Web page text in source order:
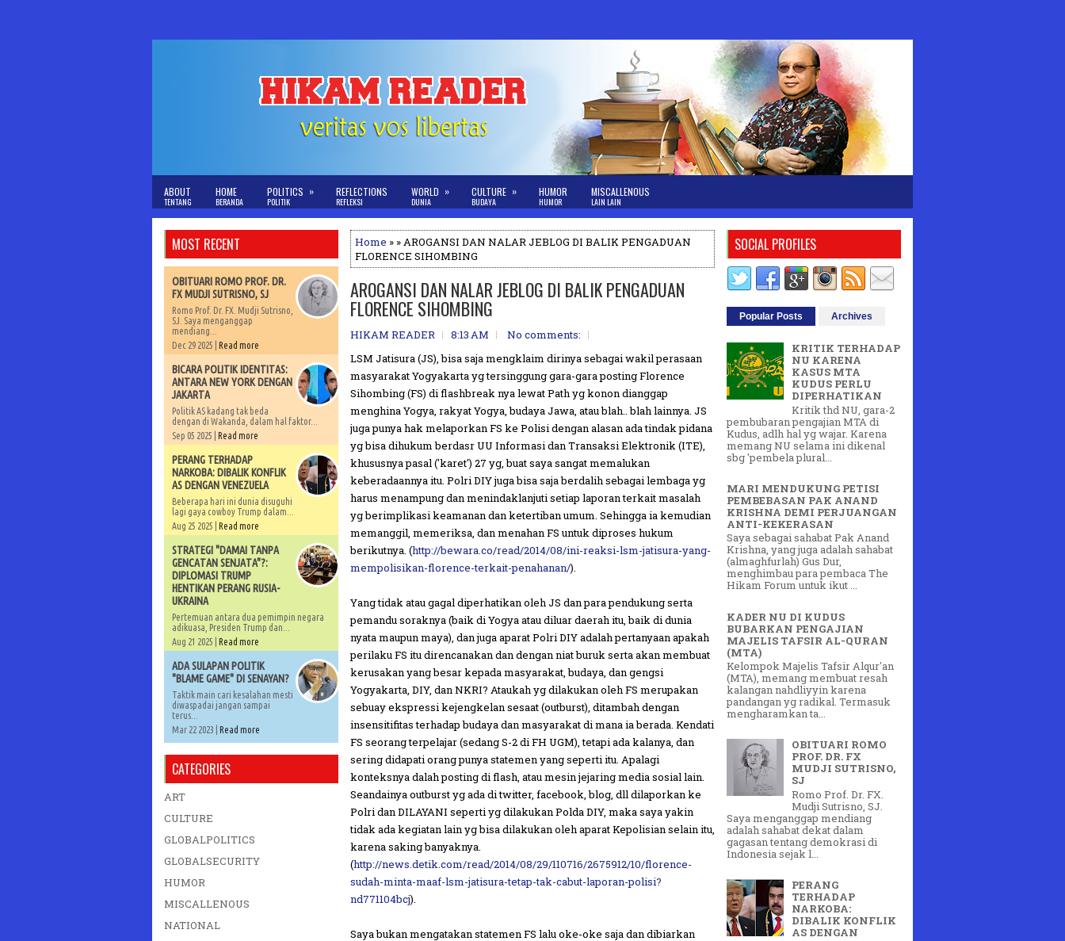
ABOUT
TENTANG
HOME
BERANDA
POLITICS
POLITIK
» REFLECTIONS
REFLEKSI
WORLD
DUNIA
» CULTURE
BUDAYA
» HUMOR
HUMOR
MISCALLENOUS
LAIN LAIN
Home » » AROGANSI DAN NALAR JEBLOG DI BALIK PENGADUAN
FLORENCE SIHOMBING
AROGANSI DAN NALAR JEBLOG DI BALIK PENGADUAN
FLORENCE SIHOMBING
HIKAM READER 8:13 AM
No comments:
LSM Jatisura (JS), bisa saja mengklaim dirinya sebagai wakil perasaan
masyarakat Yogyakarta yg tersinggung gara-gara posting Florence
Sihombing (FS) di flashbreak nya lewat Path yg konon dianggap
menghina Yogya, rakyat Yogya, budaya Jawa, atau blah.. blah lainnya. JS
juga punya hak melaporkan FS ke Polisi dengan alasan ada tindak pidana
yg bisa dihukum berdasr UU Informasi dan Transaksi Elektronik (ITE),
khususnya pasal ('karet') 27 yg, buat saya sangat memalukan
keberadaannya itu. Polri DIY juga bisa saja berdalih sebagai lembaga yg
harus menampung dan menindaklanjuti setiap laporan terkait masalah
yg berimplikasi keamanan dan ketertiban umum. Sehingga ia kemudian
memanggil, memeriksa, dan menahan FS untuk diproses hukum
berikutnya. (http://bewara.co/read/2014/08/ini-reaksi-lsm-jatisura-yang-
mempolisikan-florence-terkait-penahanan/).
Yang tidak atau gagal diperhatikan oleh JS dan para pendukung serta
pemandu soraknya (baik di Yogya atau diluar daerah itu, baik di dunia
nyata maupun maya), dan juga aparat Polri DIY adalah pertanyaan apakah
perilaku FS itu direncanakan dan dengan niat buruk serta akan membuat
kerusakan yang besar kepada masyarakat, budaya, dan gengsi
Yogyakarta, DIY, dan NKRI? Ataukah yg dilakukan oleh FS merupakan
sebuay ekspressi kejengkelan sesaat (outburst), ditambah dengan
insensitifitas terhadap budaya dan masyarakat di mana ia berada. Kendati
FS seorang terpelajar (sedang S-2 di FH UGM), tetapi ada kalanya, dan
sering didapati orang punya statemen yang seperti itu. Apalagi
konteksnya dalah posting di flash, atau mesin jejaring media sosial lain.
Seandainya outburst yg ada di twitter, facebook, blog, dll dilaporkan ke
Polri dan DILAYANI seperti yg dilakukan Polda DIY, maka saya yakin
tidak ada kegiatan lain yg bisa dilakukan oleh aparat Kepolisian selain itu,
karena saking banyaknya.
(http://news.detik.com/read/2014/08/29/110716/2675912/10/florence-
sudah-minta-maaf-lsm-jatisura-tetap-tak-cabut-laporan-polisi?
nd771104bcj).
Saya bukan mengatakan statemen FS lalu oke-oke saja dan dibiarkan
MOST RECENT
OBITUARI ROMO PROF. DR.
FX MUDJI SUTRISNO, SJ
Romo Prof. Dr. FX. Mudji Sutrisno,
SJ. Saya menganggap
mendiang...
Dec 29 2025 | Read more
BICARA POLITIK IDENTITAS:
ANTARA NEW YORK DENGAN
JAKARTA
Politik AS kadang tak beda
dengan di Wakanda, dalam hal faktor...
Sep 05 2025 | Read more
PERANG TERHADAP
NARKOBA: DIBALIK KONFLIK
AS DENGAN VENEZUELA
Beberapa hari ini dunia disuguhi
lagi gaya cowboy Trump dalam...
Aug 25 2025 | Read more
STRATEGI "DAMAI TANPA
GENCATAN SENJATA"?:
DIPLOMASI TRUMP
HENTIKAN PERANG RUSIA-
UKRAINA
Pertemuan antara dua pemimpin negara
adikuasa, Presiden Trump dan...
Aug 21 2025 | Read more
ADA SULAPAN POLITIK
"BLAME GAME" DI SENAYAN?
Taktik main cari kesalahan mesti
diwaspadai jangan sampai
terus...
Mar 22 2023 | Read more
CATEGORIES
ART
CULTURE
GLOBALPOLITICS
GLOBALSECURITY
HUMOR
MISCALLENOUS
NATIONAL
SOCIAL PROFILES
Popular Posts Archives
KRITIK TERHADAP
NU KARENA
KASUS MTA
KUDUS PERLU
DIPERHATIKAN
Kritik thd NU, gara-2
pembubaran pengajian MTA di
Kudus, adlh hal yg wajar. Karena
memang NU selama ini dikenal
sbg 'pembela plural...
MARI MENDUKUNG PETISI
PEMBEBASAN PAK ANAND
KRISHNA DEMI PERJUANGAN
ANTI-KEKERASAN
Saya sebagai sahabat Pak Anand
Krishna, yang juga adalah sahabat
(almaghfurlah) Gus Dur,
menghimbau para pembaca The
Hikam Forum untuk ikut ...
KADER NU DI KUDUS
BUBARKAN PENGAJIAN
MAJELIS TAFSIR AL-QURAN
(MTA)
Kelompok Majelis Tafsir Alqur'an
(MTA), memang membuat resah
kalangan nahdliyyin karena
pandangan yg radikal. Termasuk
mengharamkan ta...
OBITUARI ROMO
PROF. DR. FX
MUDJI SUTRISNO,
SJ
Romo Prof. Dr. FX.
Mudji Sutrisno, SJ.
Saya menganggap mendiang
adalah sahabat dekat dalam
gagasan tentang demokrasi di
Indonesia sejak l...
PERANG
TERHADAP
NARKOBA:
DIBALIK KONFLIK
AS DENGAN